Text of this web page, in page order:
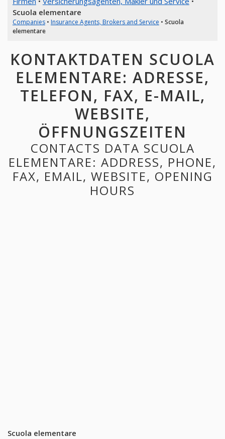
Scuola elementare
Companies• Insurance Agents, Brokers and Service • Scuola
elementare
KONTAKTDATEN SCUOLA
ELEMENTARE: ADRESSE,
TELEFON, FAX, E-MAIL,
WEBSITE,
ÖFFNUNGSZEITEN
CONTACTS DATA SCUOLA
ELEMENTARE: ADDRESS, PHONE,
FAX, EMAIL, WEBSITE, OPENING
HOURS
Scuola elementare